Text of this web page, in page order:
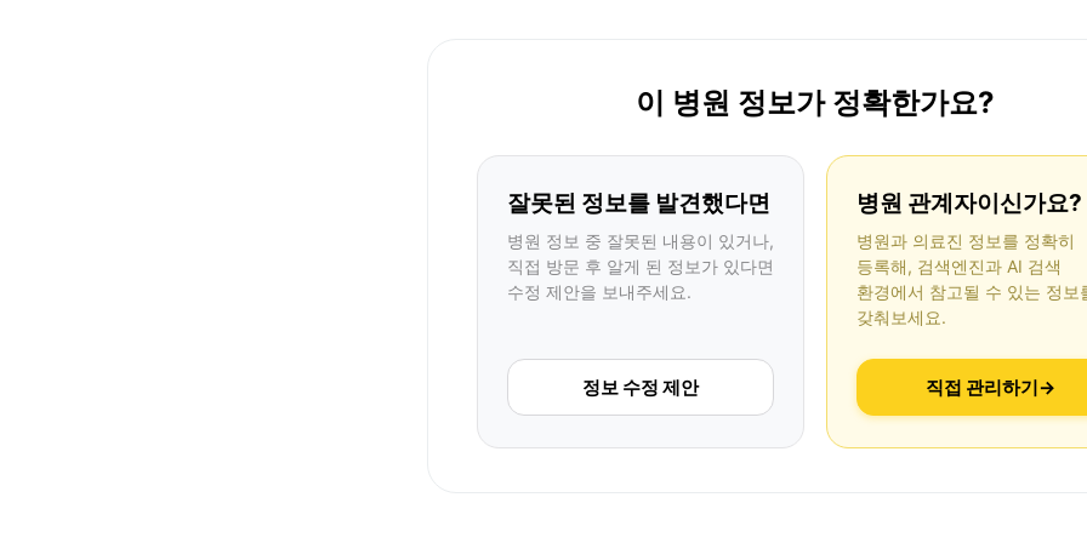
이 병원 정보가 정확한가요?
잘못된 정보를 발견했다면
병원 정보 중 잘못된 내용이 있거나,
직접 방문 후 알게 된 정보가 있다면
수정 제안을 보내주세요.
정보 수정 제안
병원 관계자이신가요?
병원과 의료진 정보를 정확히
등록해, 검색엔진과 AI 검색
환경에서 참고될 수 있는 정보
갖춰보세요.
직접 관리하기→